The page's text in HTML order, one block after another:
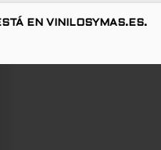
EN VINILOSYMAS.ES.